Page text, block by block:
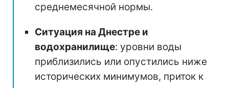
среднемесячной нормы.
Ситуация на Днестре и
водохранилище: уровни воды
приблизились или опустились ниже
исторических минимумов, приток к